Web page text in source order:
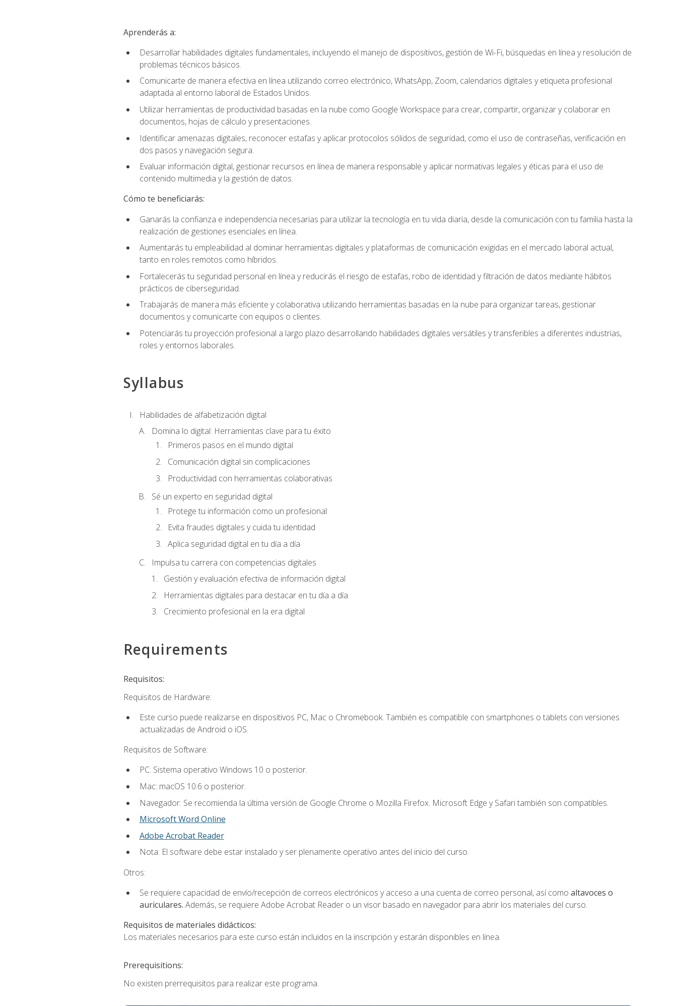
Aprenderás a:
Desarrollar habilidades digitales fundamentales, incluyendo el manejo de dispositivos, gestión de Wi-Fi, búsquedas en línea y resolución de
problemas técnicos básicos.
Comunicarte de manera efectiva en línea utilizando correo electrónico, WhatsApp, Zoom, calendarios digitales y etiqueta profesional
adaptada al entorno laboral de Estados Unidos.
Utilizar herramientas de productividad basadas en la nube como Google Workspace para crear, compartir, organizar y colaborar en
documentos, hojas de cálculo y presentaciones.
Identificar amenazas digitales, reconocer estafas y aplicar protocolos sólidos de seguridad, como el uso de contraseñas, verificación en
dos pasos y navegación segura.
Evaluar información digital, gestionar recursos en línea de manera responsable y aplicar normativas legales y éticas para el uso de
contenido multimedia y la gestión de datos.
Cómo te beneficiarás:
Ganarás la confianza e independencia necesarias para utilizar la tecnología en tu vida diaria, desde la comunicación con tu familia hasta la
realización de gestiones esenciales en línea.
Aumentarás tu empleabilidad al dominar herramientas digitales y plataformas de comunicación exigidas en el mercado laboral actual,
tanto en roles remotos como híbridos.
Fortalecerás tu seguridad personal en línea y reducirás el riesgo de estafas, robo de identidad y filtración de datos mediante hábitos
prácticos de ciberseguridad.
Trabajarás de manera más eficiente y colaborativa utilizando herramientas basadas en la nube para organizar tareas, gestionar
documentos y comunicarte con equipos o clientes.
Potenciarás tu proyección profesional a largo plazo desarrollando habilidades digitales versátiles y transferibles a diferentes industrias,
roles y entornos laborales.
Syllabus
Habilidades de alfabetización digital
Domina lo digital: Herramientas clave para tu éxito
Primeros pasos en el mundo digital
Comunicación digital sin complicaciones
Productividad con herramientas colaborativas
Sé un experto en seguridad digital
Protege tu información como un profesional
Evita fraudes digitales y cuida tu identidad
Aplica seguridad digital en tu día a día
Impulsa tu carrera con competencias digitales
Gestión y evaluación efectiva de información digital
Herramientas digitales para destacar en tu día a día
Crecimiento profesional en la era digital
Requirements
Requisitos:
Requisitos de Hardware:
Este curso puede realizarse en dispositivos PC, Mac o Chromebook. También es compatible con smartphones o tablets con versiones
actualizadas de Android o iOS.
Requisitos de Software:
PC: Sistema operativo Windows 10 o posterior.
Mac: macOS 10.6 o posterior.
Navegador: Se recomienda la última versión de Google Chrome o Mozilla Firefox. Microsoft Edge y Safari también son compatibles.
Microsoft Word Online
Adobe Acrobat Reader
Nota: El software debe estar instalado y ser plenamente operativo antes del inicio del curso.
Otros:
Se requiere capacidad de envío/recepción de correos electrónicos y acceso a una cuenta de correo personal, así como altavoces o
auriculares. Además, se requiere Adobe Acrobat Reader o un visor basado en navegador para abrir los materiales del curso.
Requisitos de materiales didácticos:
Los materiales necesarios para este curso están incluidos en la inscripción y estarán disponibles en línea.
Prerequisitions:
No existen prerrequisitos para realizar este programa.